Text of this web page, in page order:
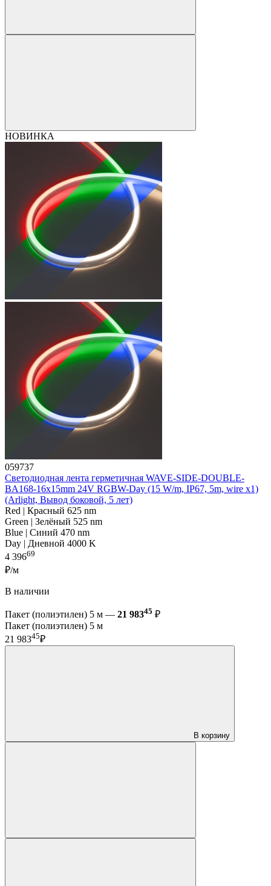
НОВИНКА
059737
Светодиодная лента герметичная WAVE-SIDE-DOUBLE-
BA168-16x15mm 24V RGBW-Day (15 W/m, IP67, 5m, wire x1)
(Arlight, Вывод боковой, 5 лет)
Red | Красный 625 nm
Green | Зелёный 525 nm
Blue | Синий 470 nm
Day | Дневной 4000 K
4 39669
₽/м
В наличии
Пакет (полиэтилен) 5 м — 21 98345 ₽
Пакет (полиэтилен) 5 м
21 98345₽
В корзину